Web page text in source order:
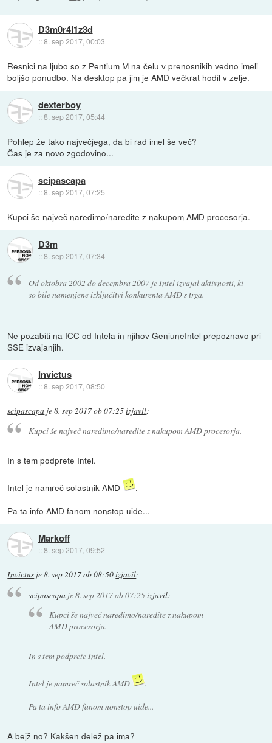
D3m0r4l1z3d
::8. sep 2017, 00:03
Resnici na ljubo so z Pentium M na čelu v prenosnikih vedno imeli
boljšo ponudbo. Na desktop pa jim je AMD večkrat hodil v zelje.
dexterboy
::8. sep 2017, 05:44
Pohlep že tako največjega, da bi rad imel še več?
Čas je za novo zgodovino...
scipascapa
::8. sep 2017, 07:25
Kupci še največ naredimo/naredite z nakupom AMD procesorja.
D3m
::8. sep 2017, 07:34
Od oktobra 2002 do decembra 2007je Intel izvajal aktivnosti, ki
so bile namenjene izključitvi konkurenta AMD s trga.
Ne pozabiti na ICC od Intela in njihov GeniuneIntel prepoznavo pri
SSE izvajanjih.
Invictus
::8. sep 2017, 08:50
scipascapa je8. sep 2017 ob 07:25izjavil:
Kupci še največ naredimo/naredite z nakupom AMD procesorja.
In s tem podprete Intel.
Intel je namreč solastnik AMD
.
Pa ta info AMD fanom nonstop uide...
Markoff
::8. sep 2017, 09:52
Invictus je8. sep 2017 ob 08:50izjavil:
scipascapaje8. sep 2017 ob 07:25izjavil:
Kupci še največ naredimo/naredite z nakupom
AMD procesorja.
In s tem podprete Intel.
Intel je namreč solastnik AMD
.
Pa ta info AMD fanom nonstop uide...
A bejž no? Kakšen delež pa ima?